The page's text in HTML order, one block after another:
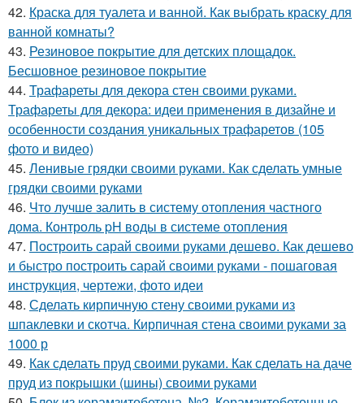
42. Краска для туалета и ванной. Как выбрать краску для
ванной комнаты?
43. Резиновое покрытие для детских площадок.
Бесшовное резиновое покрытие
44. Трафареты для декора стен своими руками.
Трафареты для декора: идеи применения в дизайне и
особенности создания уникальных трафаретов (105
фото и видео)
45. Ленивые грядки своими руками. Как сделать умные
грядки своими руками
46. Что лучше залить в систему отопления частного
дома. Контроль pH воды в системе отопления
47. Построить сарай своими руками дешево. Как дешево
и быстро построить сарай своими руками - пошаговая
инструкция, чертежи, фото идеи
48. Сделать кирпичную стену своими руками из
шпаклевки и скотча. Кирпичная стена своими руками за
1000 р
49. Как сделать пруд своими руками. Как сделать на даче
пруд из покрышки (шины) своими руками